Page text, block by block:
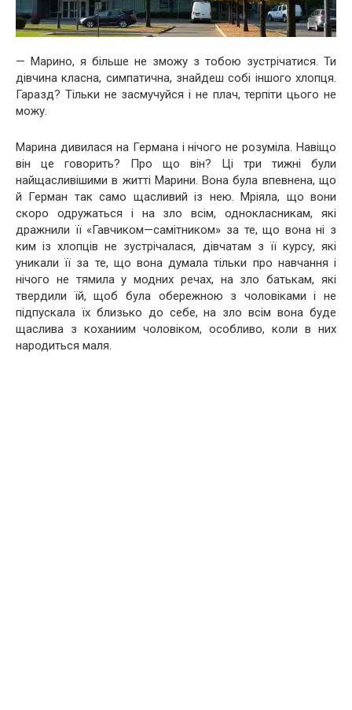
— Марино, я більше не зможу з тобою зустрічатися. Ти
дівчина класна, симпатична, знайдеш собі іншого хлопця.
Гаразд? Тільки не засмучуйся і не плач, терпіти цього не
можу.
Марина дивилася на Германа і нічого не розуміла. Навіщо
він це говорить? Про що він? Ці три тижні були
найщасливішими в житті Марини. Вона була впевнена, що
й Герман так само щасливий із нею. Мріяла, що вони
скоро одружаться і на зло всім, однокласникам, які
дражнили її «Гавчиком—самітником» за те, що вона ні з
ким із хлопців не зустрічалася, дівчатам з її курсу, які
уникали її за те, що вона думала тільки про навчання і
нічого не тямила у модних речах, на зло батькам, які
твердили їй, щоб була обережною з чоловіками і не
підпускала їх близько до себе, на зло всім вона буде
щаслива з коханиим чоловіком, особливо, коли в них
народиться маля.